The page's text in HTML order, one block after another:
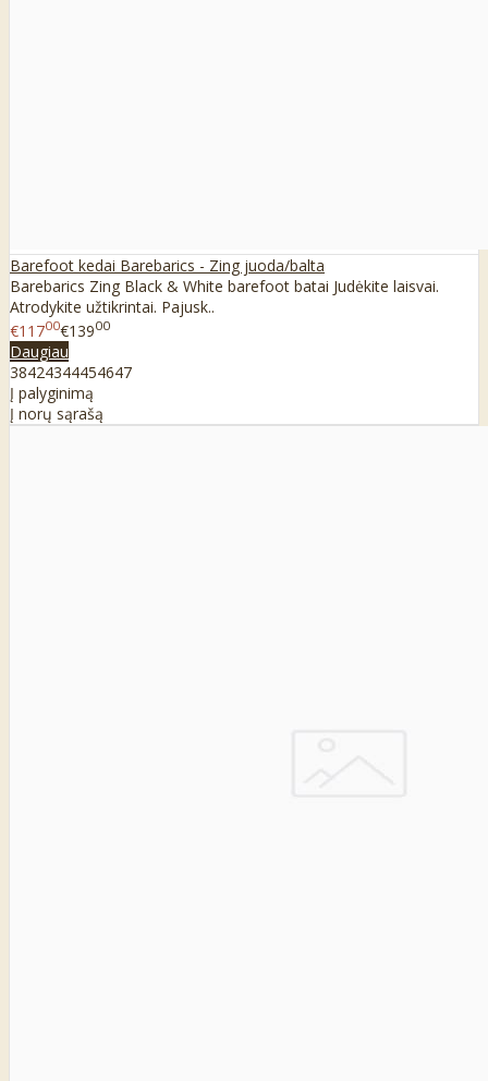
Barefoot kedai Barebarics - Zing juoda/balta
Barebarics Zing Black & White barefoot batai Judėkite laisvai.
Atrodykite užtikrintai. Pajusk..
€11700€13900
Daugiau
38424344454647
Į palyginimą
Į norų sąrašą